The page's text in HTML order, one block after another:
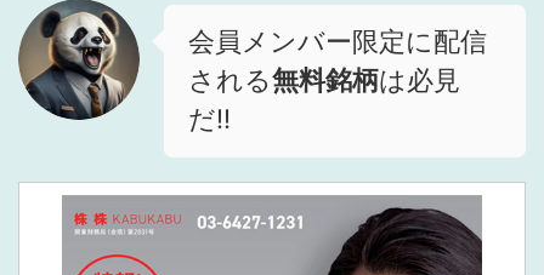
会員メンバー限定に配信
される無料銘柄は必見
だ!!